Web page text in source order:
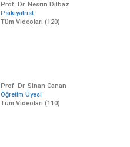
Prof. Dr. Nesrin Dilbaz
Psikiyatrist
Tüm Videoları (120)
Prof. Dr. Sinan Canan
Öğretim Üyesi
Tüm Videoları (110)